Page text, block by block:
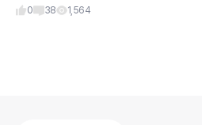
0
38 1,564